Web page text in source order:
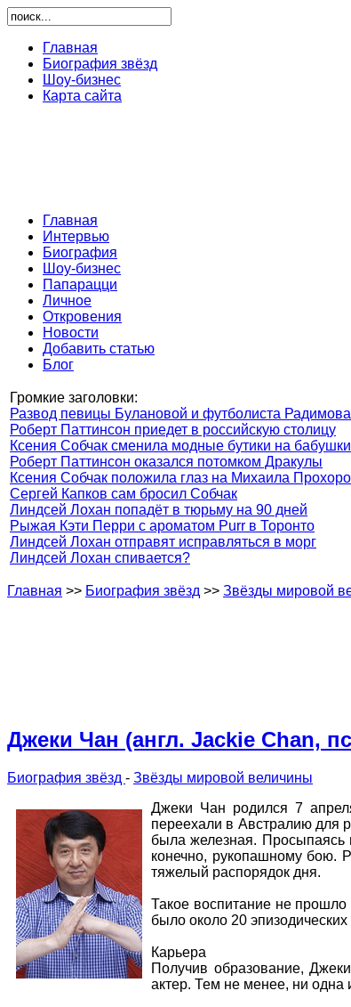
Главная
Биография звёзд
Шоу-бизнес
Карта сайта
Главная
Интервью
Биография
Шоу-бизнес
Папарацци
Личное
Откровения
Новости
Добавить статью
Блог
Громкие заголовки:
Развод певицы Булановой и футболиста Радимова
Роберт Паттинсон приедет в российскую столицу
Ксения Собчак сменила модные бутики на
Роберт Паттинсон оказался потомком Дракулы
Ксения Собчак положила глаз на Михаила
Сергей Капков сам бросил Собчак
Линдсей Лохан попадёт в тюрьму на 90 дней
Рыжая Кэти Перри с ароматом Purr в Торонто
Линдсей Лохан отправят исправляться в морг
Линдсей Лохан спивается?
Главная >> Биография звёзд >> Звёзды мировой
Джеки Чан (англ. Jackie Chan,
Биография звёзд - Звёзды мировой величины
Джеки Чан родился 7
переехали в Австралию для
была железная. Просыпаясь
конечно, рукопашному бою.
тяжелый распорядок дня.
Такое воспитание не
было около 20 эпизодических
Карьера
Получив образование,
актер. Тем не менее, ни одна